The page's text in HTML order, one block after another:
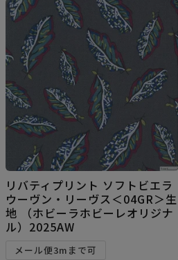
リバティプリント ソフトビエラ
ウーヴン・リーヴス＜04GR＞生
地 （ホビーラホビーレオリジナ
ル）2025AW
メール便3mまで可